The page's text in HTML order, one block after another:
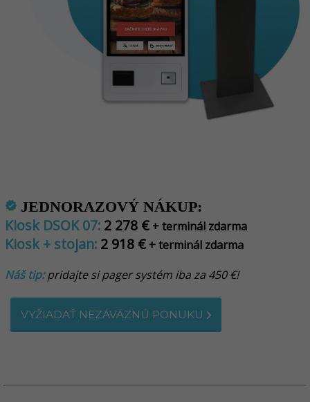
verified JEDNORAZOVÝ NÁKUP:
Kiosk DSOK 07: 2 278 € + terminál zdarma
Kiosk + stojan: 2 918 € + terminál zdarma
Náš tip:pridajte si pager systém iba za 450 €!
VYŽIADAŤ NEZÁVÄZNÚ PONUKU